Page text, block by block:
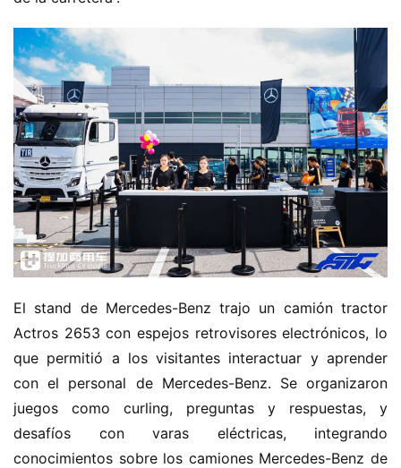
El stand de Mercedes-Benz trajo un camión tractor
Actros 2653 con espejos retrovisores electrónicos, lo
que permitió a los visitantes interactuar y aprender
con el personal de Mercedes-Benz. Se organizaron
juegos como curling, preguntas y respuestas, y
desafíos con varas eléctricas, integrando
conocimientos sobre los camiones Mercedes-Benz de